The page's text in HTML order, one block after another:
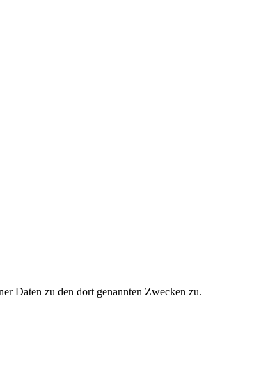
Daten zu den dort genannten Zwecken zu.